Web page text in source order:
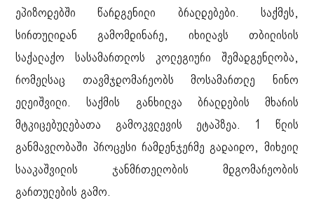
ეპიზოდებში წარდგენილი ბრალდებები. საქმეს,
სირთულიდან გამომდინარე, იხილავს თბილისის
საქალაქო სასამართლოს კოლეგიური შემადგენლობა,
რომელსაც თავმჯდომარეობს მოსამართლე ნინო
ელეიშვილი. საქმის განხილვა ბრალდების მხარის
მტკიცებულებათა გამოკვლევის ეტაპზეა. 1 წლის
განმავლობაში პროცესი რამდენჯერმე გადაიდო, მიხეილ
სააკაშვილის ჯანმრთელობის მდგომარეობის
გართულების გამო.